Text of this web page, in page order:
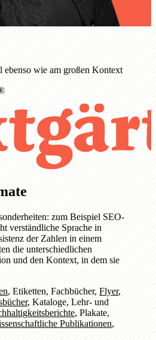
ebenso wie am großen Kontext
zum Beispiel SEO-
verständliche Sprache in
der Zahlen in einem
die unterschiedlichen
und den Kontext, in dem sie
,Etiketten,Fachbücher,Flyer,
,Kataloge,Lehr- und
,Plakate,
Publikationen,